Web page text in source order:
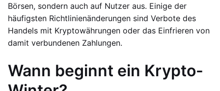
Börsen, sondern auch auf Nutzer aus. Einige der
häufigsten Richtlinienänderungen sind Verbote des
Handels mit Kryptowährungen oder das Einfrieren von
damit verbundenen Zahlungen.
Wann beginnt ein Krypto-